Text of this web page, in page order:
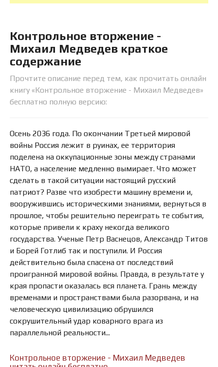
Контрольное вторжение -
Михаил Медведев краткое
содержание
Прочтите описание перед тем, как прочитать онлайн
книгу «Контрольное вторжение - Михаил Медведев»
бесплатно полную версию:
Осень 2036 года. По окончании Третьей мировой
войны Россия лежит в руинах, ее территория
поделена на оккупационные зоны между странами
НАТО, а население медленно вымирает. Что может
сделать в такой ситуации настоящий русский
патриот? Разве что изобрести машину времени и,
вооружившись историческими знаниями, вернуться в
прошлое, чтобы решительно переиграть те события,
которые привели к краху некогда великого
государства. Ученые Петр Васнецов, Александр Титов
и Борей Готлиб так и поступили. И Россия
действительно была спасена от последствий
проигранной мировой войны. Правда, в результате у
края пропасти оказалась вся планета. Грань между
временами и пространствами была разорвана, и на
человеческую цивилизацию обрушился
сокрушительный удар коварного врага из
параллельной реальности...
Контрольное вторжение - Михаил Медведев